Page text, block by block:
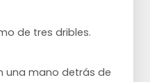
de tres dribles.
una mano detrás de